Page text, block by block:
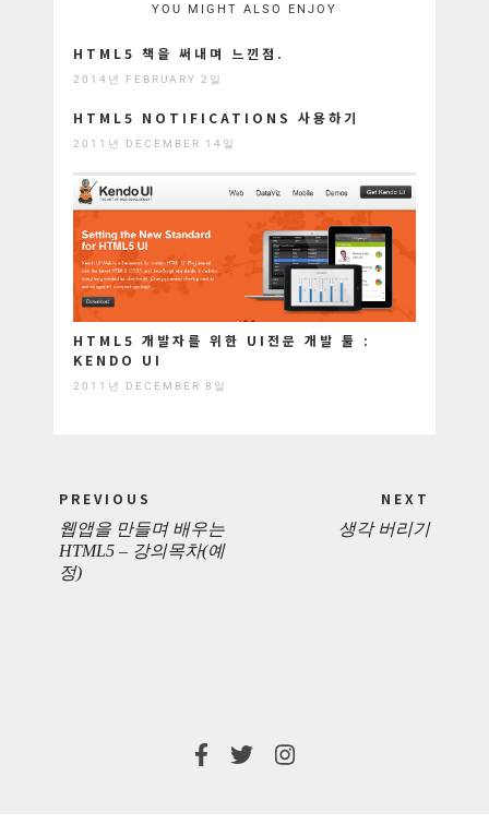
YOU MIGHT ALSO ENJOY
HTML5 책을 써내며 느낀점.
2014년 FEBRUARY 2일
HTML5 NOTIFICATIONS 사용하기
2011년 DECEMBER 14일
HTML5 개발자를 위한 UI전문 개발 툴 :
KENDO UI
2011년 DECEMBER 8일
navigation
PREVIOUS
PREVIOUS
POST:
웹앱을 만들며 배우는
HTML5 – 강의목차(예
정)
NEXT
생각 버리기